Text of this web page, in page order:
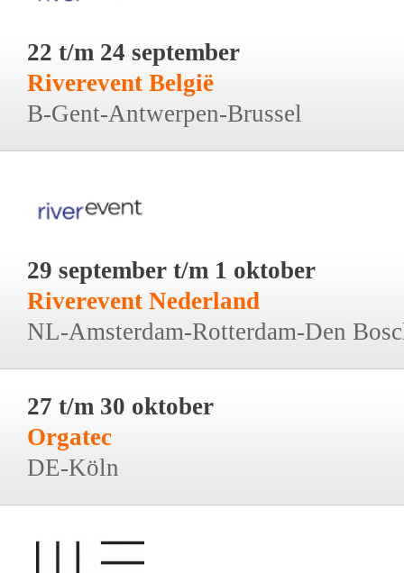
22 t/m 24 september
Riverevent België
B-Gent-Antwerpen-Brussel
29 september t/m 1 oktober
Riverevent Nederland
NL-Amsterdam-Rotterdam-Den
27 t/m 30 oktober
Orgatec
DE-Köln